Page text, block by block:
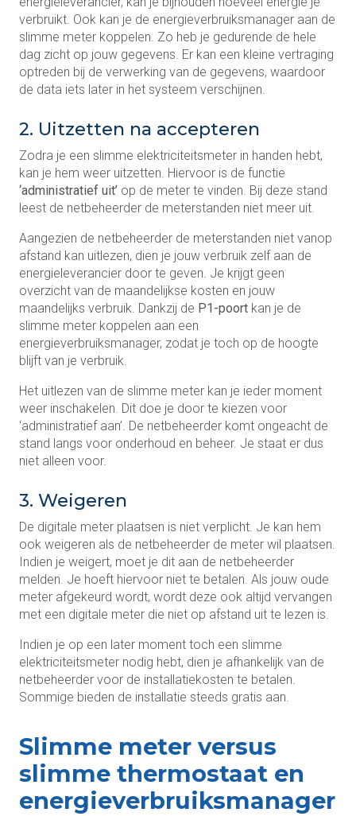
verbruikt. Ook kan je de energieverbruiksmanager aan de
slimme meter koppelen. Zo heb je gedurende de hele
dag zicht op jouw gegevens. Er kan een kleine vertraging
optreden bij de verwerking van de gegevens, waardoor
de data iets later in het systeem verschijnen.
2. Uitzetten na accepteren
Zodra je een slimme elektriciteitsmeter in handen hebt,
kan je hem weer uitzetten. Hiervoor is de functie
‘administratief uit’ op de meter te vinden. Bij deze stand
leest de netbeheerder de meterstanden niet meer uit.
Aangezien de netbeheerder de meterstanden niet vanop
afstand kan uitlezen, dien je jouw verbruik zelf aan de
energieleverancier door te geven. Je krijgt geen
overzicht van de maandelijkse kosten en jouw
maandelijks verbruik. Dankzij de P1-poort kan je de
slimme meter koppelen aan een
energieverbruiksmanager, zodat je toch op de hoogte
blijft van je verbruik.
Het uitlezen van de slimme meter kan je ieder moment
weer inschakelen. Dit doe je door te kiezen voor
‘administratief aan’. De netbeheerder komt ongeacht de
stand langs voor onderhoud en beheer. Je staat er dus
niet alleen voor.
3. Weigeren
De digitale meter plaatsen is niet verplicht. Je kan hem
ook weigeren als de netbeheerder de meter wil plaatsen.
Indien je weigert, moet je dit aan de netbeheerder
melden. Je hoeft hiervoor niet te betalen. Als jouw oude
meter afgekeurd wordt, wordt deze ook altijd vervangen
met een digitale meter die niet op afstand uit te lezen is.
Indien je op een later moment toch een slimme
elektriciteitsmeter nodig hebt, dien je afhankelijk van de
netbeheerder voor de installatiekosten te betalen.
Sommige bieden de installatie steeds gratis aan.
Slimme meter versus
slimme thermostaat en
energieverbruiksmanager